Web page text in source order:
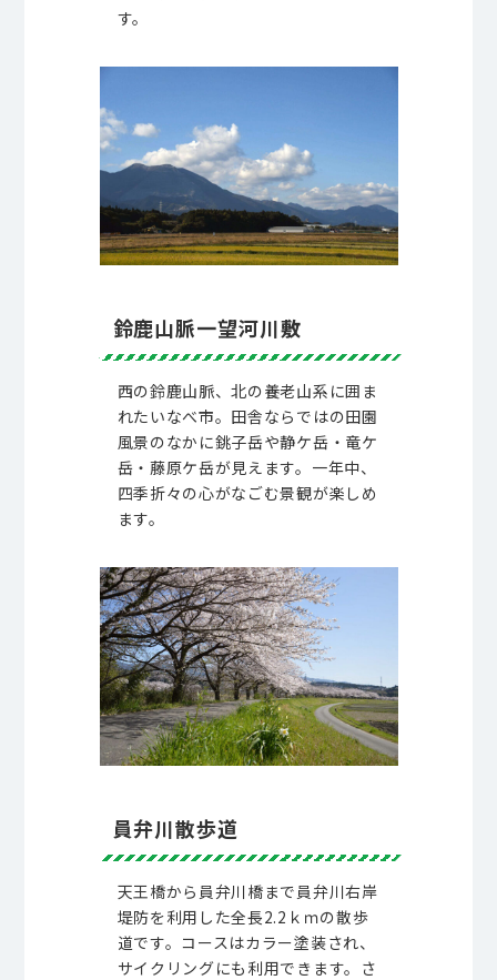
す。
鈴鹿山脈一望河川敷
西の鈴鹿山脈、北の養老山系に囲ま
れたいなべ市。田舎ならではの田園
風景のなかに銚子岳や静ケ岳・竜ケ
岳・藤原ケ岳が見えます。一年中、
四季折々の心がなごむ景観が楽しめ
ます。
員弁川散歩道
天王橋から員弁川橋まで員弁川右岸
堤防を利用した全長2.2ｋｍの散歩
道です。コースはカラー塗装され、
サイクリングにも利用できます。さ